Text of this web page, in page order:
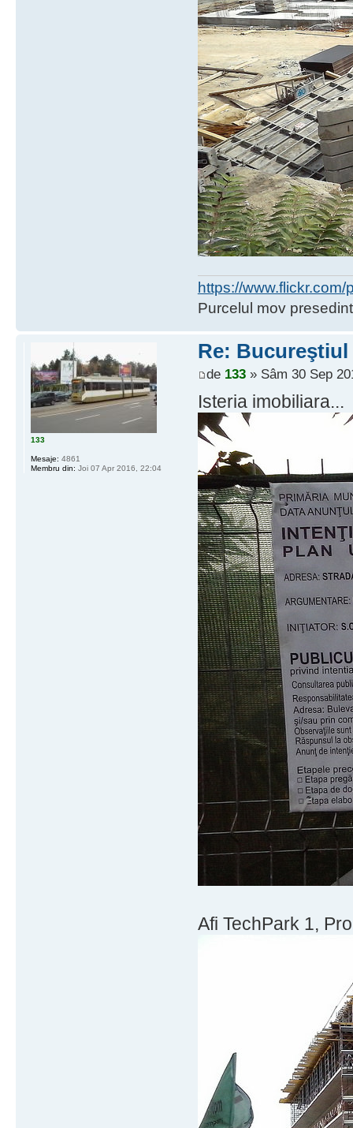
https://
Purcelul mov
Re:
de 133» Sâm 30 Sep
Isteria imobiliara...
Afi TechPark 1,
133
Mesaje: 4861
Membru din: Joi 07 Apr 2016, 22:04